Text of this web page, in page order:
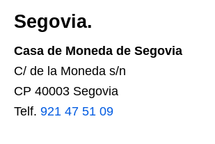
Segovia.
Casa de Moneda de Segovia
C/ de la Moneda s/n
CP 40003 Segovia
Telf. 921 47 51 09